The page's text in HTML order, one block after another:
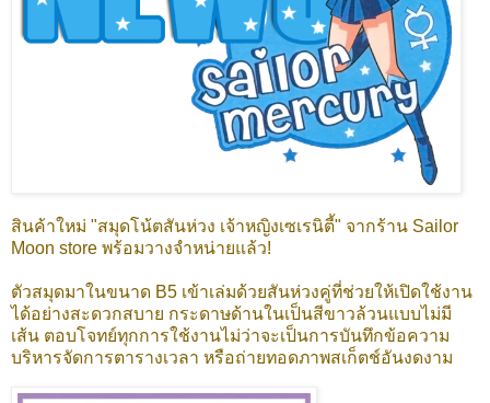
สินค้าใหม่ "สมุดโน้ตสันห่วง เจ้าหญิงเซเรนิตี้" จากร้าน Sailor
Moon store พร้อมวางจำหน่ายแล้ว!
ตัวสมุดมาในขนาด B5 เข้าเล่มด้วยสันห่วงคู่ที่ช่วยให้เปิดใช้งาน
ได้อย่างสะดวกสบาย กระดาษด้านในเป็นสีขาวล้วนแบบไม่มี
เส้น ตอบโจทย์ทุกการใช้งานไม่ว่าจะเป็นการบันทึกข้อความ
บริหารจัดการตารางเวลา หรือถ่ายทอดภาพสเก็ตช์อันงดงาม